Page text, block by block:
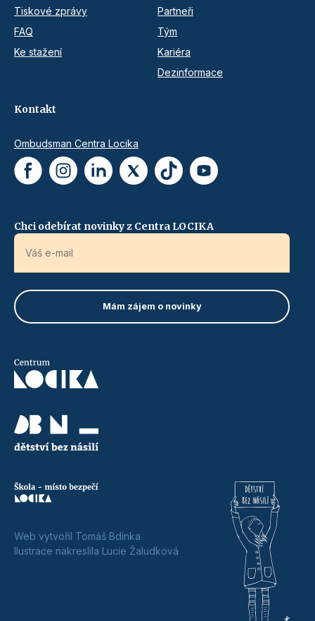
Tiskové zprávy
FAQ
Ke stažení
Partneři
Tým
Kariéra
Dezinformace
Kontakt
Ombudsman Centra Locika
Chci odebírat novinky z Centra LOCIKA
Web vytvořil Tomáš Bdínka
Ilustrace nakreslila Lucie Žaludková